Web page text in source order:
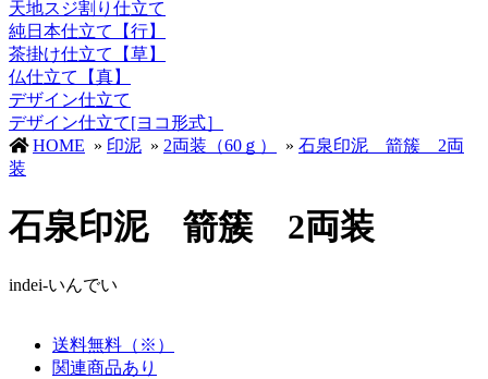
天地スジ割り仕立て
純日本仕立て【行】
茶掛け仕立て【草】
仏仕立て【真】
デザイン仕立て
デザイン仕立て[ヨコ形式］
HOME » 印泥 » 2両装（60ｇ） » 石泉印泥 箭簇 2両
装
石泉印泥 箭簇 2両装
indei-いんでい
送料無料（※）
関連商品あり